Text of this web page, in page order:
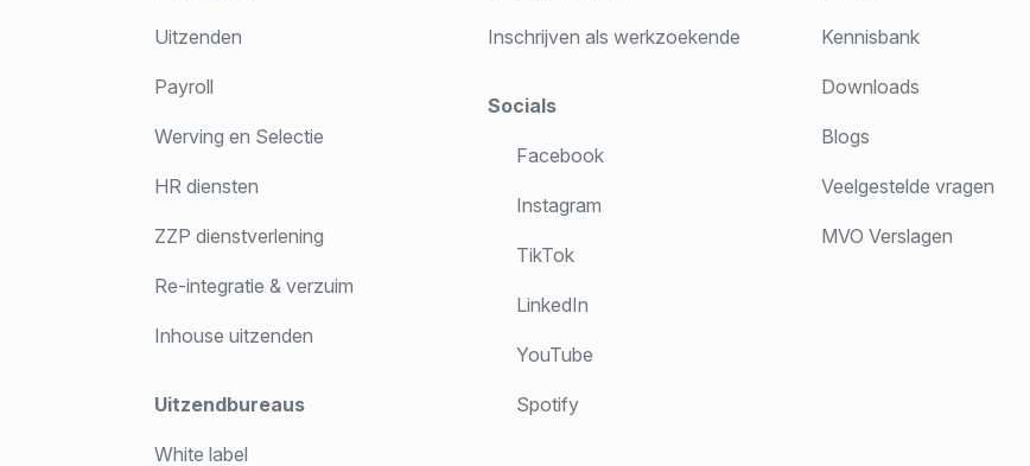
Uitzenden
Payroll
Werving en Selectie
HR diensten
ZZP dienstverlening
Re-integratie & verzuim
Inhouse uitzenden
Uitzendbureaus
White label
Inschrijven als werkzoekende
Socials
Facebook
Instagram
TikTok
LinkedIn
YouTube
Spotify
Kennisbank
Downloads
Blogs
Veelgestelde vragen
MVO Verslagen